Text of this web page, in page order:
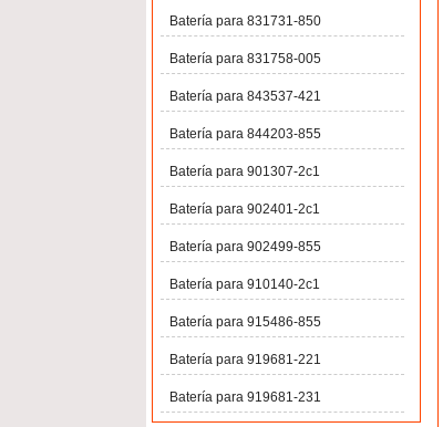
Batería para 831731-850
Batería para 831758-005
Batería para 843537-421
Batería para 844203-855
Batería para 901307-2c1
Batería para 902401-2c1
Batería para 902499-855
Batería para 910140-2c1
Batería para 915486-855
Batería para 919681-221
Batería para 919681-231